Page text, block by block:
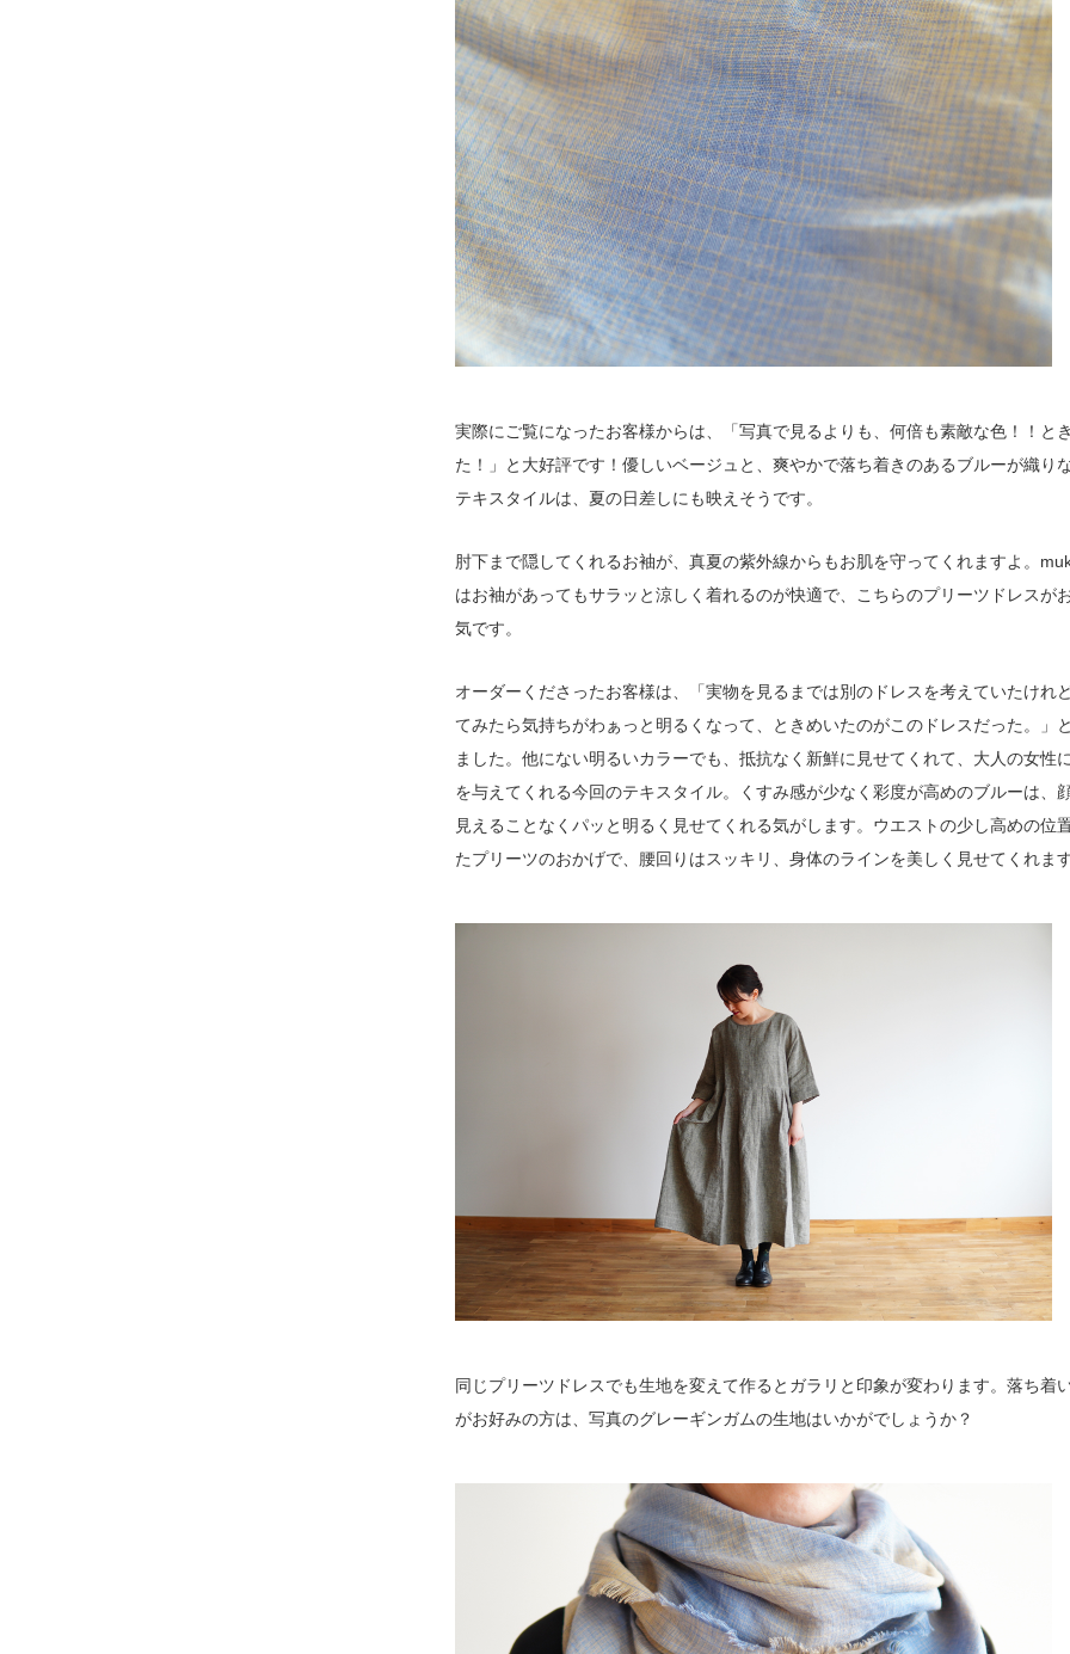
実際にご覧になったお客様からは、「写真で見るよりも、何倍も素敵な色！！と
た！」と大好評です！優しいベージュと、爽やかで落ち着きのあるブルーが織り
テキスタイルは、夏の日差しにも映えそうです。
肘下まで隠してくれるお袖が、真夏の紫外線からもお肌を守ってくれますよ。
はお袖があってもサラッと涼しく着れるのが快適で、こちらのプリーツドレスが
気です。
オーダーくださったお客様は、「実物を見るまでは別のドレスを考えていたけれ
てみたら気持ちがわぁっと明るくなって、ときめいたのがこのドレスだった。」
ました。他にない明るいカラーでも、抵抗なく新鮮に見せてくれて、大人の女性
を与えてくれる今回のテキスタイル。くすみ感が少なく彩度が高めのブルーは、
見えることなくパッと明るく見せてくれる気がします。ウエストの少し高めの位
たプリーツのおかげで、腰回りはスッキリ、身体のラインを美しく見せてくれま
同じプリーツドレスでも生地を変えて作るとガラリと印象が変わります。落ち着
がお好みの方は、写真のグレーギンガムの生地はいかがでしょうか？